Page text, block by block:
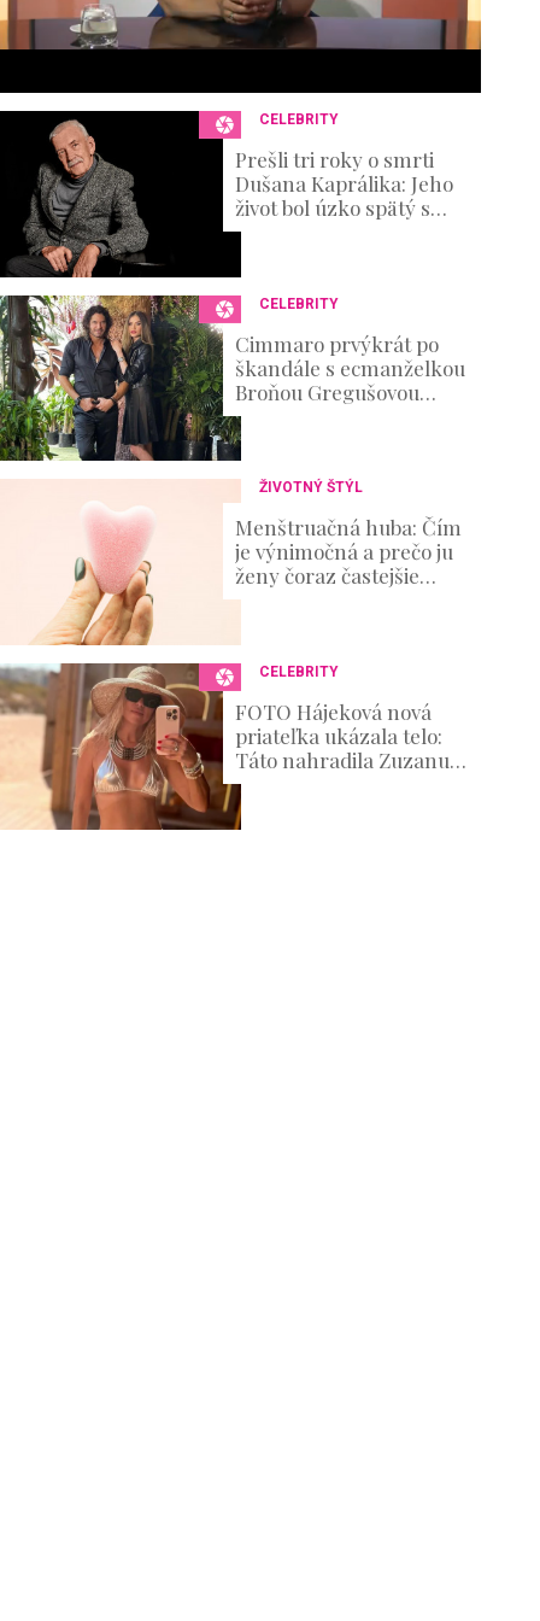
CELEBRITY
Prešli tri roky o smrti
Dušana Kaprálika: Jeho
život bol úzko spätý s
divadlom, no nechýbali v
skúšky
CELEBRITY
Cimmaro prvýkrát po
škandále s ecmanželkou
Broňou Gregušovou
prvýkrát prehovoril:
Existenčné problémy
ŽIVOTNÝ ŠTÝL
Menštruačná huba: Čím
je výnimočná a prečo ju
ženy čoraz častejšie
skúšajú?
CELEBRITY
FOTO Hájeková nová
priateľka ukázala telo:
Táto nahradila Zuzanu
Belohorcovú